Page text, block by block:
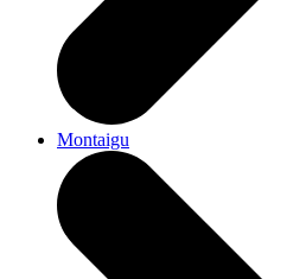
Montaigu